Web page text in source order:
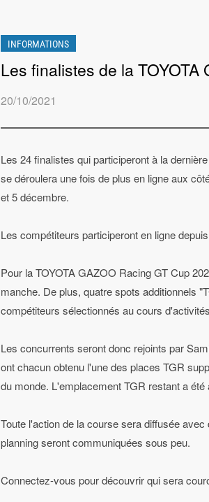
INFORMATIONS
Les finalistes de la
20/10/2021
Les 24 finalistes qui participeront à la
se déroulera une fois de plus en ligne aux
et 5 décembre.
Les compétiteurs participeront en ligne
Pour la TOYOTA GAZOO Racing GT Cup
manche. De plus, quatre spots additionnels
compétiteurs sélectionnés au cours
Les concurrents seront donc rejoints par
ont chacun obtenu l'une des places TGR
du monde. L'emplacement TGR restant a
Toute l'action de la course sera diffusée
planning seront communiquées sous peu.
Connectez-vous pour découvrir qui sera